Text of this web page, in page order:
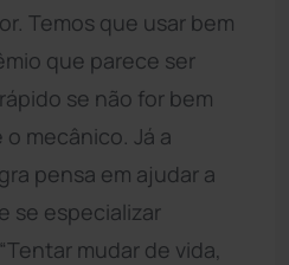
Temos que usar bem
que parece ser
se não for bem
o mecânico. Já a
pensa em ajudar a
se especializar
mudar de vida,